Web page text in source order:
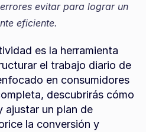
evitar para lograr un
eficiente.
es la herramienta
el trabajo diario de
en consumidores
descubrirás cómo
ajustar un plan de
la conversión y